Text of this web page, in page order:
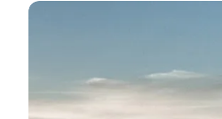
Die herrlichsten